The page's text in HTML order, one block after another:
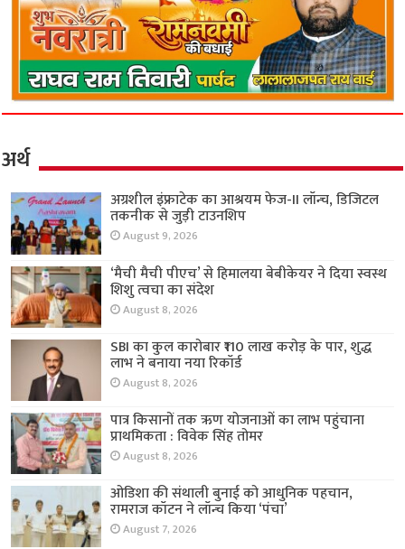
अर्थ
अग्रशील इंफ्राटेक का आश्रयम फेज-II लॉन्च, डिजिटल
तकनीक से जुड़ी टाउनशिप
August 9, 2026
‘मैची मैची पीएच’ से हिमालया बेबीकेयर ने दिया स्वस्थ
शिशु त्वचा का संदेश
August 8, 2026
SBI का कुल कारोबार ₹110 लाख करोड़ के पार, शुद्ध
लाभ ने बनाया नया रिकॉर्ड
August 8, 2026
पात्र किसानों तक ऋण योजनाओं का लाभ पहुंचाना
प्राथमिकता : विवेक सिंह तोमर
August 8, 2026
ओडिशा की संथाली बुनाई को आधुनिक पहचान,
रामराज कॉटन ने लॉन्च किया ‘पंचा’
August 7, 2026